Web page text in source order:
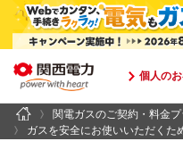
個人の
検索キーワード入力
関電ガスのご契約・料金プ
ガスを安全にお使いいただくた